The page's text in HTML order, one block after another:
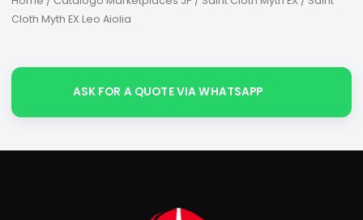
Cloth Myth EX Leo Aiolia
ASK FOR A QUOTE VIA WHATSAPP